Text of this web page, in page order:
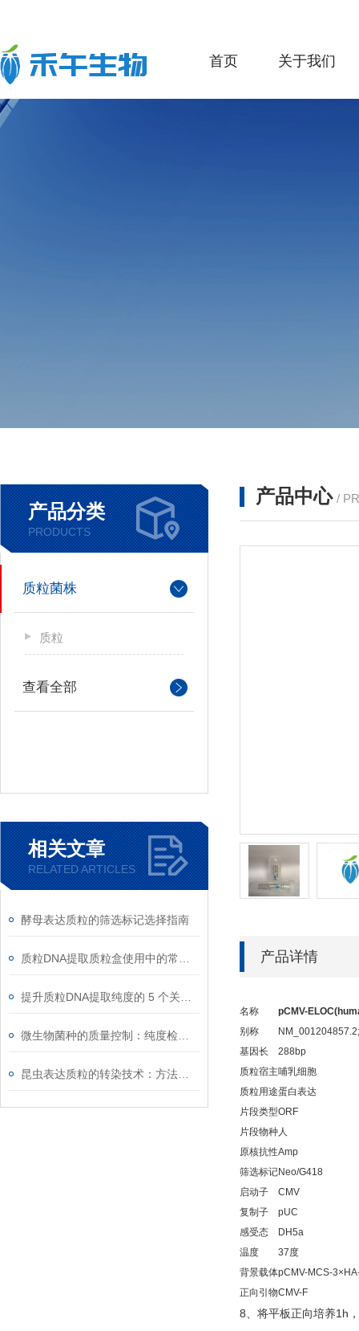
首页 关于我们
产品分类
PRODUCTS
质粒菌株
质粒
查看全部
相关文章
RELATED ARTICLES
酵母表达质粒的筛选标记选择指南
产品中心 /
产品详情
名称
pCMV-
别称
基因长
288bp
质粒宿主哺乳细胞
质粒用途蛋白表达
片段类型ORF
片段物种人
原核抗性Amp
筛选标记Neo/G418
启动子
CMV
复制子
pUC
感受态
DH5a
温度
37度
背景载体pCMV-MCS-
正向引物CMV-F
8、将平板正向培养1h